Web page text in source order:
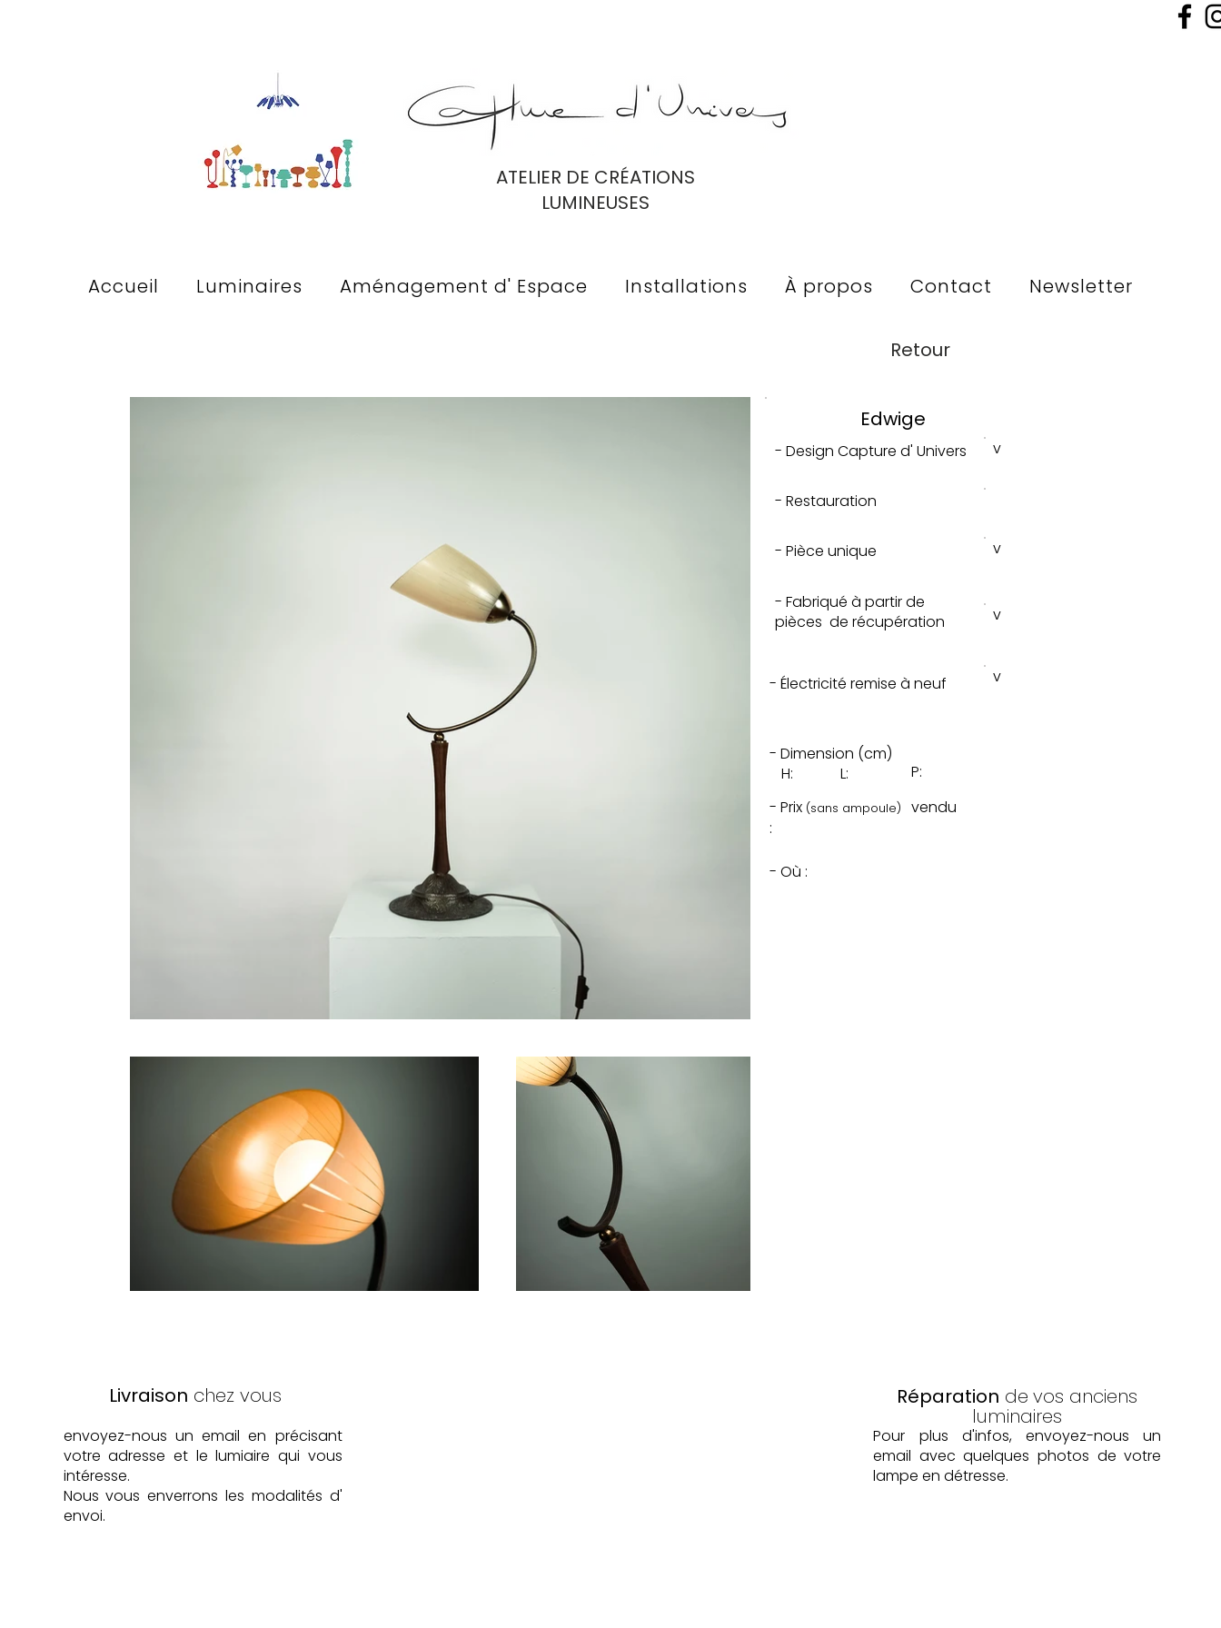
Accueil Luminaires Aménagement d' Espace Installations À propos Contact Newsletter
ATELIER DE CRÉATIONS
LUMINEUSES
Retour
- Design Capture d' Univers v
Edwige
- Restauration
- Pièce unique v
- Fabriqué à partir de
pièces de récupération
v
- Électricité remise à neuf v
- Dimension (cm)
H:
L:
P:
- Prix (sans ampoule)
:
vendu
- Où :
Livraison chez vous
envoyez-nous un email en précisant
votre adresse et le lumiaire qui vous
intéresse.
Nous vous enverrons les modalités d'
envoi.
Réparation de vos anciens
luminaires
Pour plus d'infos, envoyez-nous un
email avec quelques photos de votre
lampe en détresse.